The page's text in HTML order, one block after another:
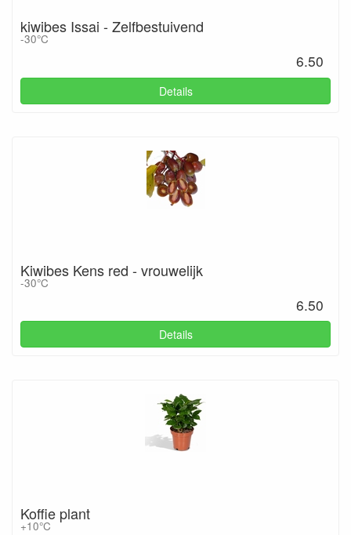
kiwibes Issai - Zelfbestuivend
-30°C
6.50
Details
Kiwibes Kens red - vrouwelijk
-30°C
6.50
Details
Koffie plant
+10°C